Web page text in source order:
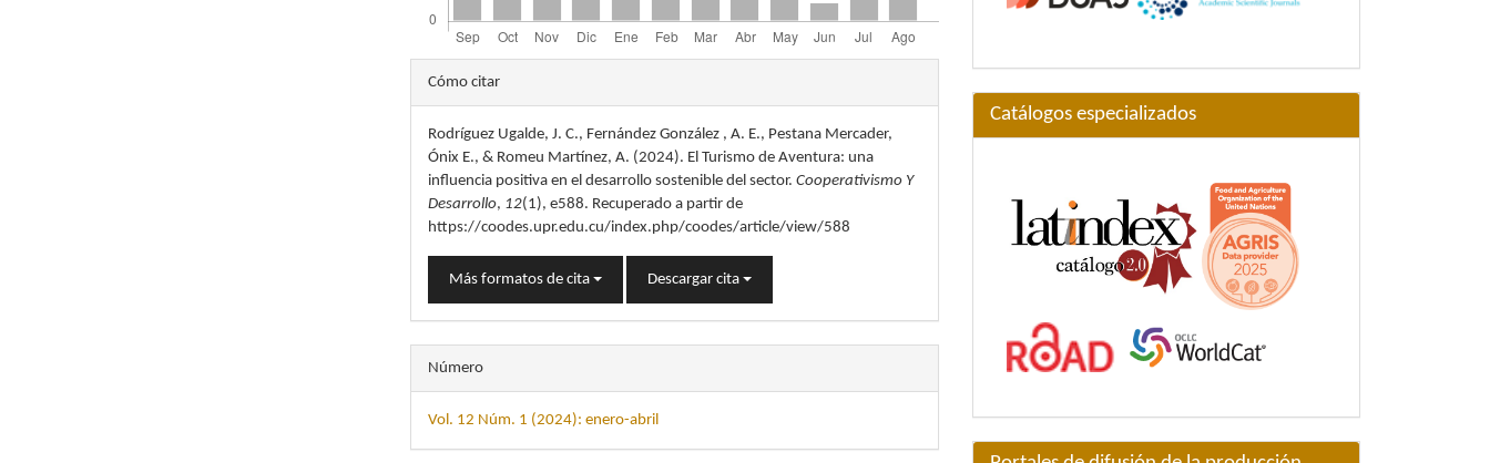
Detalles
del
artículo
Cómo citar
Rodríguez Ugalde, J. C., Fernández González , A. E., Pestana Mercader,
Ónix E., & Romeu Martínez, A. (2024). El Turismo de Aventura: una
influencia positiva en el desarrollo sostenible del sector.Cooperativismo Y
Desarrollo, 12(1), e588. Recuperado a partir de
https://coodes.upr.edu.cu/index.php/coodes/article/view/588
Más formatos de cita Descargar cita
Número
Vol. 12 Núm. 1 (2024): enero-abril
Catálogos especializados